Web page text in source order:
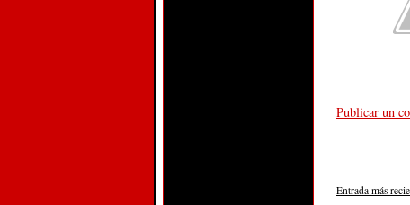
Publicar un
Entrada más